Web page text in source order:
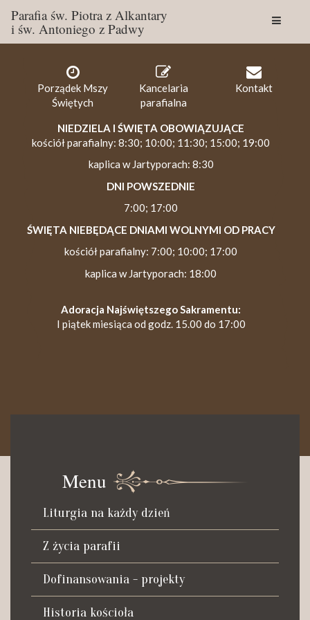
Parafia św. Piotra z Alkantary
i św. Antoniego z Padwy
Porządek Mszy
Świętych
Kancelaria
parafialna
Kontakt
NIEDZIELA I ŚWIĘTA OBOWIĄZUJĄCE
kościół parafialny: 8:30; 10:00; 11:30; 15:00; 19:00
kaplica w Jartyporach: 8:30
DNI POWSZEDNIE
7:00; 17:00
ŚWIĘTA NIEBĘDĄCE DNIAMI WOLNYMI OD PRACY
kościół parafialny: 7:00; 10:00; 17:00
kaplica w Jartyporach: 18:00
Adoracja Najświętszego Sakramentu:
I piątek miesiąca od godz. 15.00 do 17:00
Czynna od poniedziałku do soboty do godz. 8.30 oraz po Mszy
św. wieczornej do godz. 18.00.
Telefon dyżurny: +48 665 034 305
Zwiedzanie kościoła i ekspozycji muzealnej:
kustosz-przewodnik
Roman Postek + 48 667 684 406
Parafia św. Piotra z Alkantary
i św. Antoniego z Padwy
Menu
Liturgia na każdy dzień
Z życia parafii
Dofinansowania - projekty
Historia kościoła